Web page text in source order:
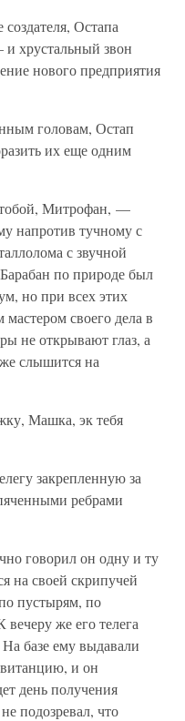
Остапа
хрустальный звон
нового предприятия
головам, Остап
их еще одним
Митрофан, —
напротив тучному с
с звучной
по природе был
но при всех этих
своего дела в
не открывают глаз, а
слышится на
Машка, эк тебя
закрепленную за
ребрами
говорил он одну и ту
на своей скрипучей
пустырям, по
же его телега
базе ему выдавали
и он
день получения
подозревал, что